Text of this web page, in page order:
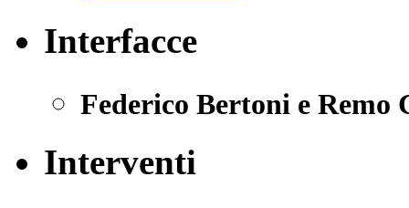
Interfacce
Federico Bertoni e Remo
Interventi